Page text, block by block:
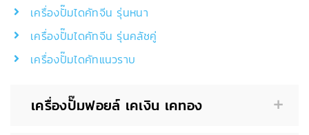
เครื่องปั๊มไดคัทจีน รุ่นหนา
เครื่องปั๊มไดคัทจีน รุ่นคลัชคู่
เครื่องปั๊มไดคัทแนวราบ
เครื่องปั๊มฟอยล์ เคเงิน เคทอง